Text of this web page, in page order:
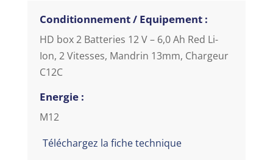
Conditionnement / Equipement :
HD box 2 Batteries 12 V – 6,0 Ah Red Li-
Ion, 2 Vitesses, Mandrin 13mm, Chargeur
C12C
Energie :
M12
Téléchargez la fiche technique